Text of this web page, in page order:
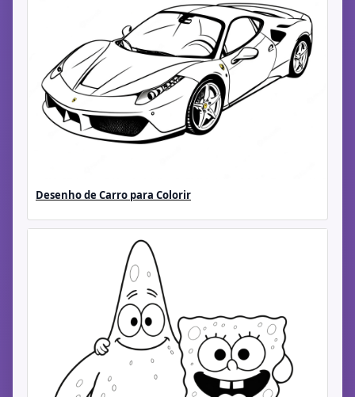
Desenho de Carro para Colorir